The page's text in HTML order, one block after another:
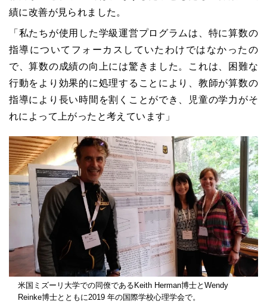
績に改善が見られました。
「私たちが使用した学級運営プログラムは、特に算数の
指導についてフォーカスしていたわけではなかったの
で、算数の成績の向上には驚きました。これは、困難な
行動をより効果的に処理することにより、教師が算数の
指導により長い時間を割くことができ、児童の学力がそ
れによって上がったと考えています」
米国ミズーリ大学での同僚であるKeith Herman博士とWendy
Reinke博士とともに2019 年の国際学校心理学会で。